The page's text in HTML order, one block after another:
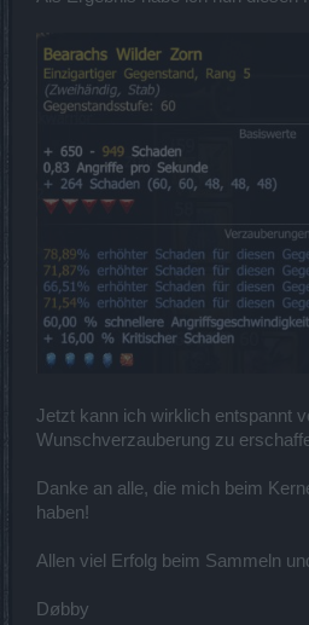
Jetzt kann ich wirklich entspannt
Wunschverzauberung zu
Danke an alle, die mich beim
haben!
Allen viel Erfolg beim Sammeln
Døbby